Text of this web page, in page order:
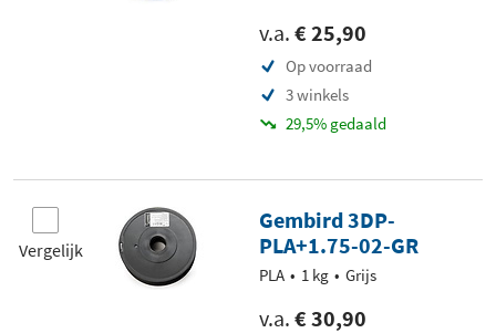
v.a. € 25,90
Op voorraad
3 winkels
29,5% gedaald
Vergelijk
Gembird 3DP-
PLA+1.75-02-GR
PLA 1 kg Grijs
v.a. € 30,90